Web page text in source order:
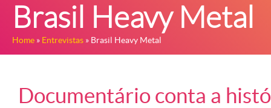
Brasil Heavy Metal
Home » Entrevistas » Brasil Heavy Metal
Documentário conta a